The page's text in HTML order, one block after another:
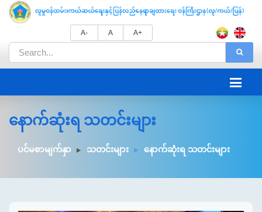
A- A A+
နောက်ဆုံးရ သတင်းများ
ပင်မစာမျက်နှာ သတင်းများ နောက်ဆုံးရ သတင်းများ